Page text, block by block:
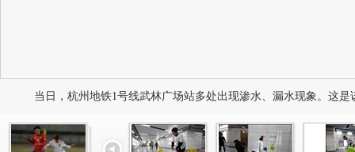
当日，杭州地铁1号线武林广场站多处出现渗水、漏水现象。这